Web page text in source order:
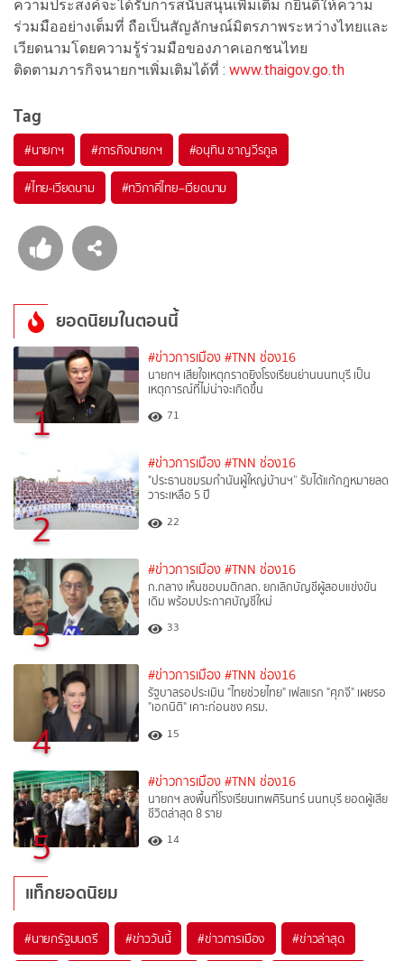
ความประสงค์จะได้รับการสนับสนุนเพิ่มเติม ก็ยินดีให้ความ
ร่วมมืออย่างเต็มที่ ถือเป็นสัญลักษณ์มิตรภาพระหว่างไทยและ
เวียดนามโดยความรู้ร่วมมือของภาคเอกชนไทย
ติดตามภารกิจนายกฯเพิ่มเติมได้ที่ : www.thaigov.go.th
Tag
#นายกฯ #ภารกิจนายกฯ #อนุทิน ชาญวีรกูล
#ไทย-เวียดนาม #ทวิภาคีไทย–เวียดนาม
ยอดนิยมในตอนนี้
1
#ข่าวการเมือง #TNN ช่อง16
นายกฯ เสียใจเหตุกราดยิงโรงเรียนย่านนนทบุรี เป็น
เหตุการณ์ที่ไม่น่าจะเกิดขึ้น
71
2
#ข่าวการเมือง #TNN ช่อง16
"ประธานชมรมกำนันผู้ใหญ่บ้านฯ” รับได้แก้กฎหมายลด
วาระเหลือ 5 ปี
22
3
#ข่าวการเมือง #TNN ช่อง16
ก.กลาง เห็นชอบมติกสถ. ยกเลิกบัญชีผู้สอบแข่งขัน
เดิม พร้อมประกาศบัญชีใหม่
33
4
#ข่าวการเมือง #TNN ช่อง16
รัฐบาลรอประเมิน "ไทยช่วยไทย" เฟสแรก "ศุภจี" เผยรอ
"เอกนิติ" เคาะก่อนชง ครม.
15
5
#ข่าวการเมือง #TNN ช่อง16
นายกฯ ลงพื้นที่โรงเรียนเทพศิรินทร์ นนทบุรี ยอดผู้เสีย
ชีวิตล่าสุด 8 ราย
14
แท็กยอดนิยม
#นายกรัฐมนตรี #ข่าววันนี้ #ข่าวการเมือง #ข่าวล่าสุด